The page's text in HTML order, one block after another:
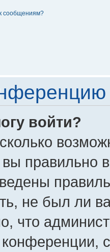
сообщениям?
войти?
правильно
не был ли
что